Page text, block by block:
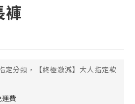
褲
定分類，【終極激減】大人指定款
運費